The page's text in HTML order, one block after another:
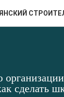
сделать